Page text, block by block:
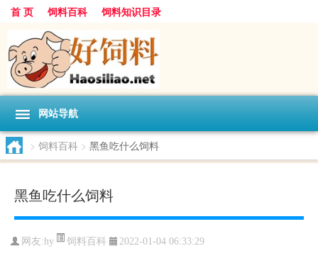
首 页 饲料百科 饲料知识目录
网站导航
> 饲料百科 > 黑鱼吃什么饲料
黑鱼吃什么饲料
网友:hy 饲料百科 2022-01-04 06:33:29